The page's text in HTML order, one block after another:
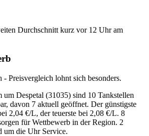
Durchschnitt kurz vor 12 Uhr am
- Preisvergleich lohnt sich besonders.
Despetal (31035) sind 10 Tankstellen
davon 7 aktuell geöffnet. Der günstigste
2,04 €/L, der teuerste bei 2,08 €/L. 8
für Wettbewerb in der Region. 2
um die Uhr Service.